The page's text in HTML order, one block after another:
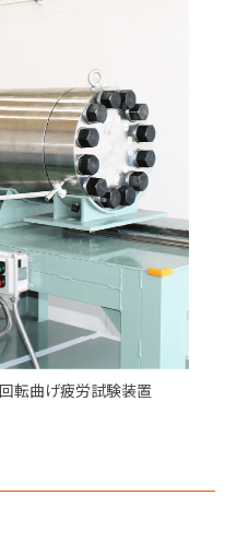
転曲げ疲労試験装置